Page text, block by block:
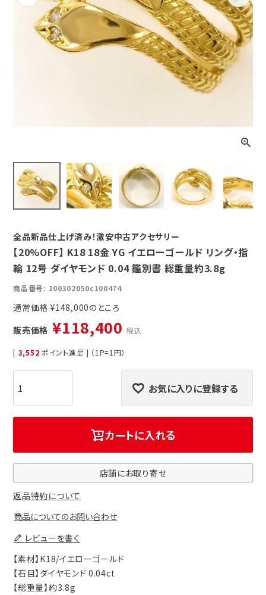
Previous Next
全品新品仕上げ済み！激安中古アクセサリー
【20%OFF】 K18 18金 YG イエローゴールド リング・指
輪 12号 ダイヤモンド 0.04 鑑別書 総重量約3.8g
商品番号 100302050c100474
通常価格 ¥148,000
販売価格 ¥118,400 税込
[ 3,552 ポイント進呈 ] （1P=1円）
お気に入りに登録する
カートに入れる
店舗にお取り寄せ
返品特約について
商品についてのお問い合わせ
レビューを書く
【素材】K18/イエローゴールド
【石目】ダイヤモンド 0.04ct
【総重量】約3.8g